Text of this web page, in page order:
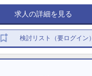
求人の詳細を見る
検討リスト（要ログイン）